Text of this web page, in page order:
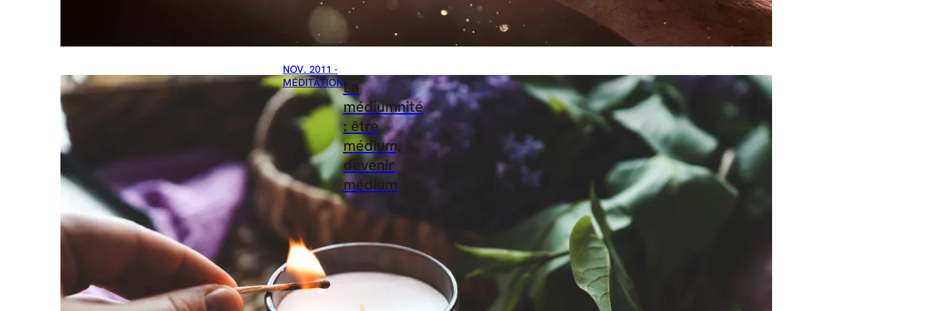
NOV. 2011 -
MÉDITATIONLa
médiumnité
: être
médium,
devenir
médium